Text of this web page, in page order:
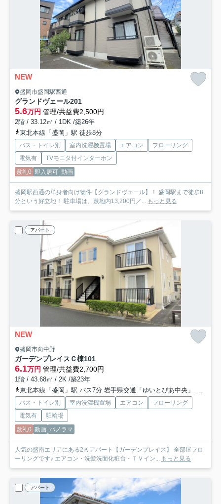
NEW
盛岡市盛岡駅西通
グランドヴェール201
5.6万円 管理/共益費2,500円
2階 / 33.12㎡ / 1DK /築26年
東北本線「盛岡」駅 徒歩8分
バス・トイレ別 室内洗濯機置場 エアコン
フローリング
電気有
TVモニタ付インターホン
敷礼0 即入居可 動画
盛岡駅西通の単身者向け物件【グランドヴェール】！ 盛岡駅まで徒歩8
分という好立地！ 駐車場は、敷地内13,200円／... もっと見る
アパート
NEW
盛岡市向中野
ガーデンプレイスＣ棟101
6.1万円 管理/共益費2,700円
1階 / 43.68㎡ / 2K /築23年
東北本線「盛岡」駅 バス7分 岩手県交通「ゆいとぴあ中央」 停歩7分
バス・トイレ別 室内洗濯機置場 エアコン
フローリング
電気有
駐輪場
敷礼0 動画 パノラマ
人気の盛南エリアにある2Ｋアパート【ガーデンプレイス】 全部屋フロ
ーリングです♪ エアコン・洗髪洗面化粧台・ＴＶイン... もっと見る
アパート